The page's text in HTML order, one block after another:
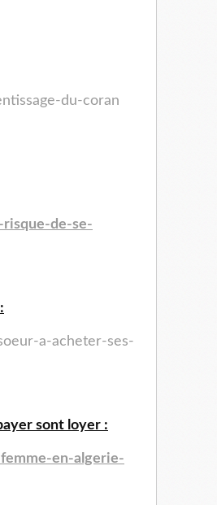
du-coran
de-se-
a-acheter-ses-
sont loyer :
en-algerie-